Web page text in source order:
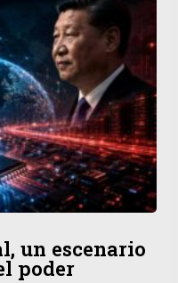
un escenario
poder